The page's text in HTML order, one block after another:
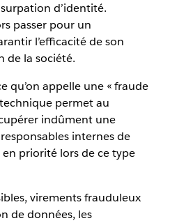
d’identité.
passer pour un
l’efficacité de son
de la société.
qu’on appelle une « fraude
permet au
indûment une
internes de
en priorité lors de ce type
virements frauduleux
de données, les